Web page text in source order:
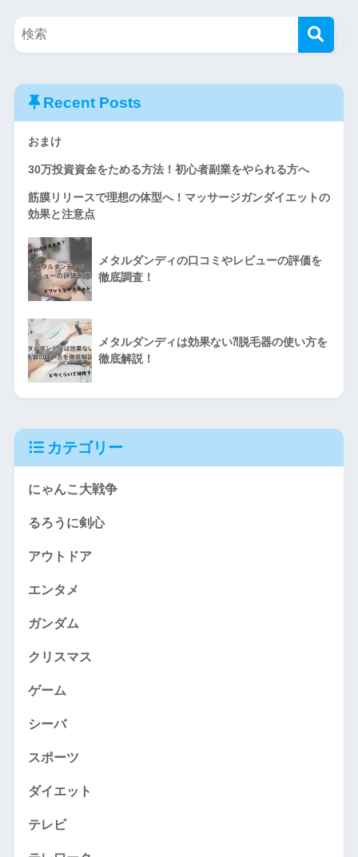
Recent Posts
おまけ
30万投資資金をためる方法！初心者副業をやられる方へ
筋膜リリースで理想の体型へ！マッサージガンダイエットの
効果と注意点
メタルダンディの口コミやレビューの評価を
徹底調査！
メタルダンディは効果ない⁈脱毛器の使い方を
徹底解説！
カテゴリー
にゃんこ大戦争
るろうに剣心
アウトドア
エンタメ
ガンダム
クリスマス
ゲーム
シーバ
スポーツ
ダイエット
テレビ